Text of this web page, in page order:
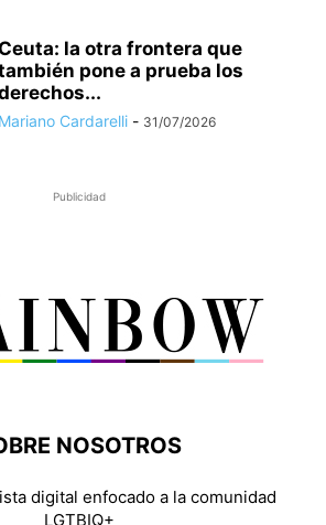
la otra frontera que
pone a prueba los
Mariano Cardarelli - 31/07/2026
Publicidad
NOSOTROS
digital enfocado a la comunidad
LGTBIQ+